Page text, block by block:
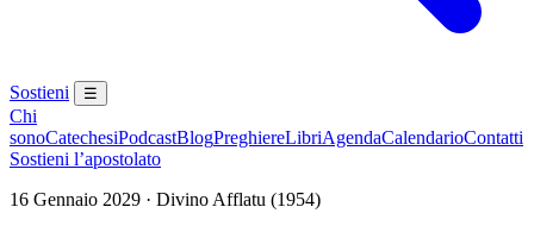
Sostieni ☰
Chi
sonoCatechesiPodcastBlogPreghiereLibriAgendaCalendarioContatti
Sostieni l’apostolato
16 Gennaio 2029 · Divino Afflatu (1954)